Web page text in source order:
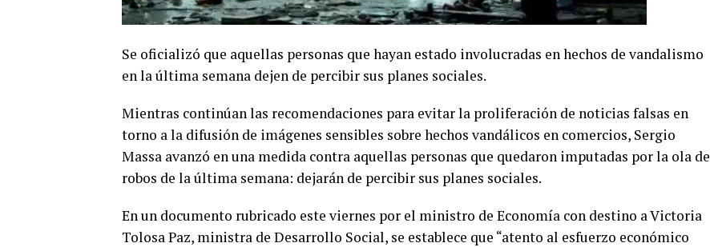
Se oficializó que aquellas personas que hayan estado involucradas en hechos de vandalismo
en la última semana dejen de percibir sus planes sociales.
Mientras continúan las recomendaciones para evitar la proliferación de noticias falsas en
torno a la difusión de imágenes sensibles sobre hechos vandálicos en comercios, Sergio
Massa avanzó en una medida contra aquellas personas que quedaron imputadas por la ola de
robos de la última semana: dejarán de percibir sus planes sociales.
En un documento rubricado este viernes por el ministro de Economía con destino a Victoria
Tolosa Paz, ministra de Desarrollo Social, se establece que “atento al esfuerzo económico